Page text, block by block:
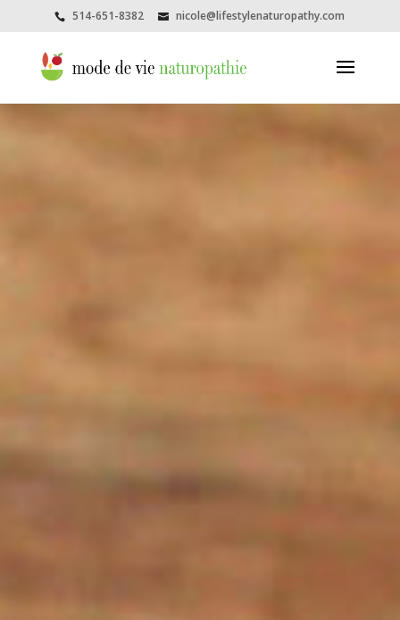
514-651-8382 nicole@lifestylenaturopathy.com